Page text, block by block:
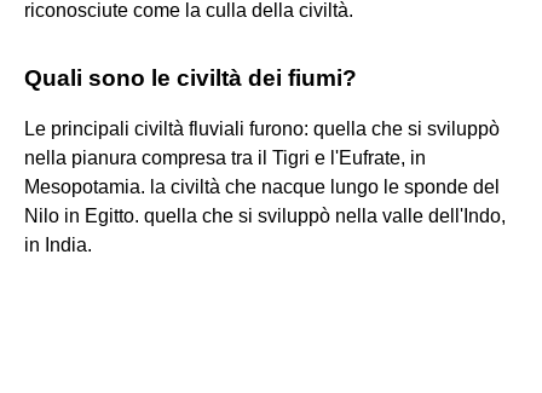
riconosciute come la culla della civiltà.
Quali sono le civiltà dei fiumi?
Le principali civiltà fluviali furono: quella che si sviluppò
nella pianura compresa tra il Tigri e l'Eufrate, in
Mesopotamia. la civiltà che nacque lungo le sponde del
Nilo in Egitto. quella che si sviluppò nella valle dell'Indo,
in India.